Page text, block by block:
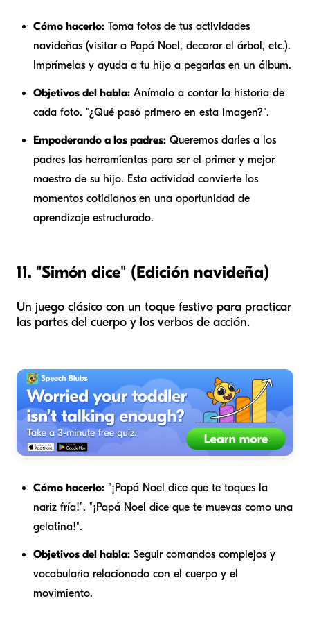
Cómo hacerlo: Toma fotos de tus actividades
navideñas (visitar a Papá Noel, decorar el árbol, etc.).
Imprímelas y ayuda a tu hijo a pegarlas en un álbum.
Objetivos del habla: Anímalo a contar la historia de
cada foto. "¿Qué pasó primero en esta imagen?".
Empoderando a los padres: Queremos darles a los
padres las herramientas para ser el primer y mejor
maestro de su hijo. Esta actividad convierte los
momentos cotidianos en una oportunidad de
aprendizaje estructurado.
11. "Simón dice" (Edición navideña)
Un juego clásico con un toque festivo para practicar
las partes del cuerpo y los verbos de acción.
Cómo hacerlo: "¡Papá Noel dice que te toques la
nariz fría!". "¡Papá Noel dice que te muevas como una
gelatina!".
Objetivos del habla: Seguir comandos complejos y
vocabulario relacionado con el cuerpo y el
movimiento.